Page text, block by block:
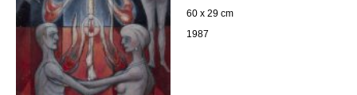
60 x 29 cm
1987